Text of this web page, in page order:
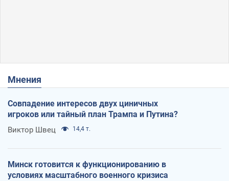
Мнения
Совпадение интересов двух циничных
игроков или тайный план Трампа и Путина?
Виктор Швец 14,4 т.
Минск готовится к функционированию в
условиях масштабного военного кризиса